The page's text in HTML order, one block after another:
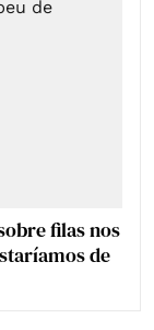
filas nos
de